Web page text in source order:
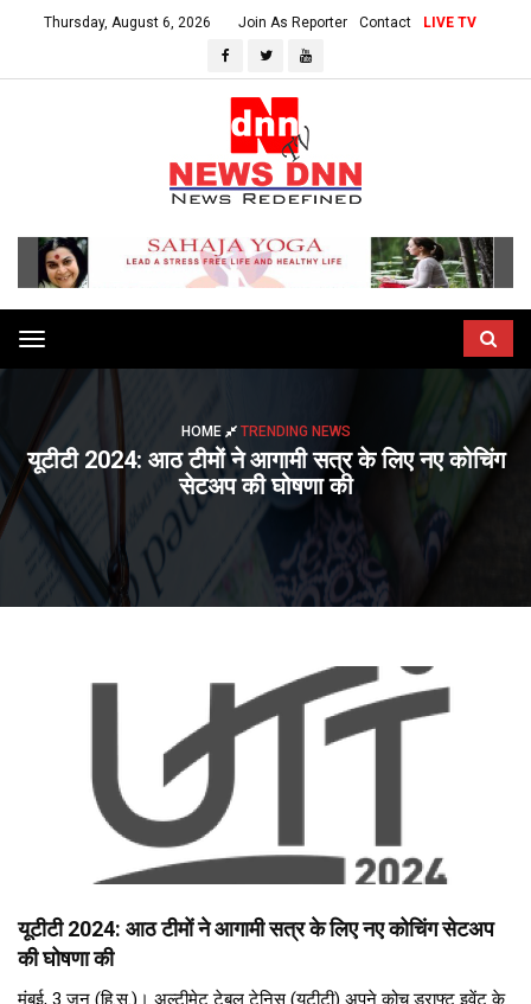
Thursday, August 6, 2026 Join As Reporter Contact LIVE TV
Toggle
navigation
HOME TRENDING NEWS
यूटीटी 2024: आठ टीमों ने आगामी सत्र के लिए नए कोचिंग
सेटअप की घोषणा की
यूटीटी 2024: आठ टीमों ने आगामी सत्र के लिए नए कोचिंग सेटअप
की घोषणा की
मुंबई, 3 जून (हि.स.)। अल्टीमेट टेबल टेनिस (यूटीटी) अपने कोच ड्राफ्ट इवेंट के